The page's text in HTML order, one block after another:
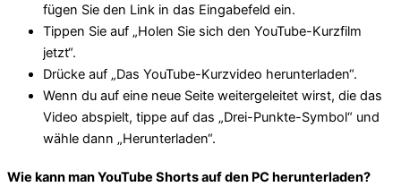
fügen Sie den Link in das Eingabefeld ein.
Tippen Sie auf „Holen Sie sich den YouTube-Kurzfilm
jetzt“.
Drücke auf „Das YouTube-Kurzvideo herunterladen“.
Wenn du auf eine neue Seite weitergeleitet wirst, die das
Video abspielt, tippe auf das „Drei-Punkte-Symbol“ und
wähle dann „Herunterladen“.
Wie kann man YouTube Shorts auf den PC herunterladen?